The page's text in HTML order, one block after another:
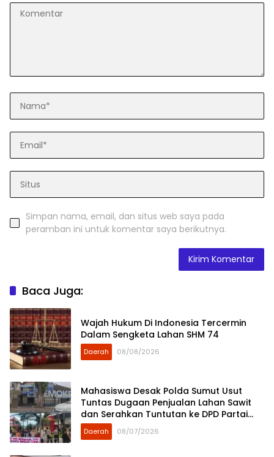
Simpan nama, email, dan situs web saya pada
peramban ini untuk komentar saya berikutnya.
Baca Juga:
Wajah Hukum Di Indonesia Tercermin
Dalam Sengketa Lahan SHM 74
Daerah 08/08/2026
Mahasiswa Desak Polda Sumut Usut
Tuntas Dugaan Penjualan Lahan Sawit
dan Serahkan Tuntutan ke DPD Partai
Demokrat Sumut
Daerah 08/07/2026